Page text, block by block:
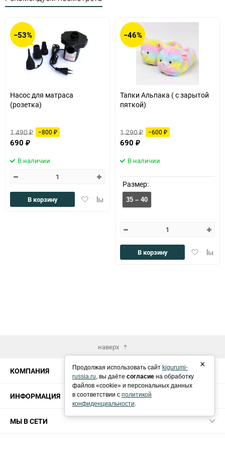
−53%
Насос для матраса
(розетка)
1 490₽ −800 ₽
690 ₽
В наличии
ДобавитьДобавить
В корзину
−46%
Тапки Альпака ( с зарытой
пяткой)
1 290₽ −600 ₽
690 ₽
В наличии
Размер:
35 – 40
Добавить
В корзину
наверх
КОМПАНИЯ
ИНФОРМАЦИЯ
МЫ В СЕТИ
Продолжая использовать сайт kigurumi-
russia.ru, вы даёте согласие на обработку
файлов «cookie» и персональных данных
в соответствии с политикой
конфиденциальности.
×